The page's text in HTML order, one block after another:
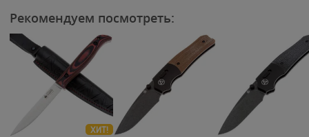
Рекомендуем посмотреть:
ХИТ!